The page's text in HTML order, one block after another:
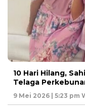
10 Hari Hilang,
Telaga
9 Mei 2026 | 5:23 pm